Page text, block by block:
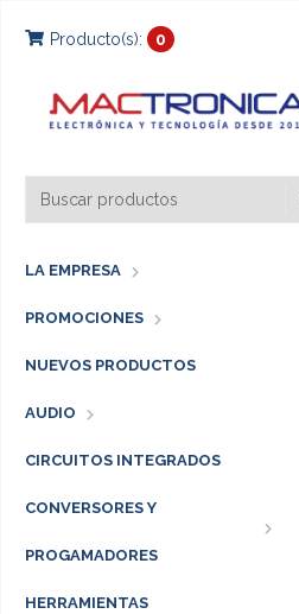
Producto(s): 0
LA EMPRESA
PROMOCIONES
NUEVOS PRODUCTOS
AUDIO
CIRCUITOS INTEGRADOS
CONVERSORES Y
PROGAMADORES
HERRAMIENTAS